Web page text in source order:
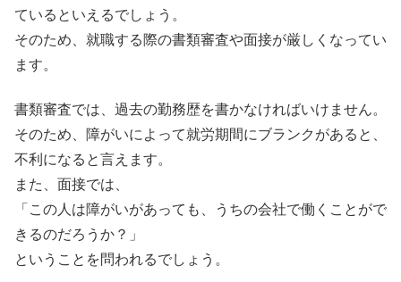
ているといえるでしょう。
そのため、就職する際の書類審査や面接が厳しくなってい
ます。
書類審査では、過去の勤務歴を書かなければいけません。
そのため、障がいによって就労期間にブランクがあると、
不利になると言えます。
また、面接では、
「この人は障がいがあっても、うちの会社で働くことがで
きるのだろうか？」
ということを問われるでしょう。